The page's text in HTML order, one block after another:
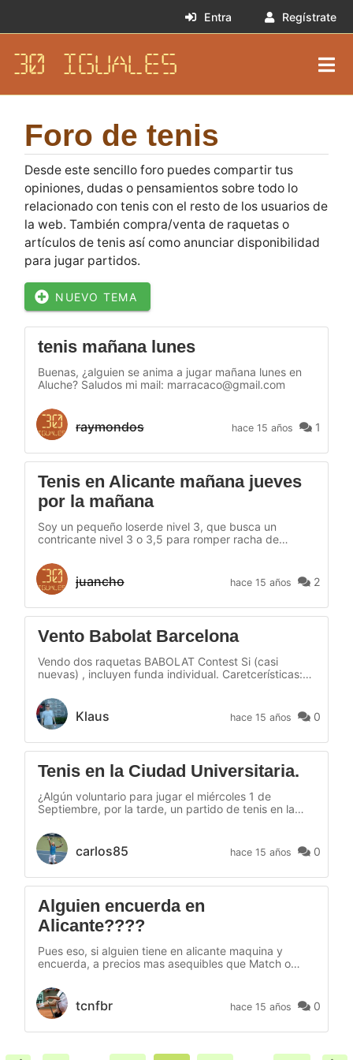
Entra Regístrate
30 IGUALES
Foro de tenis
Desde este sencillo foro puedes compartir tus
opiniones, dudas o pensamientos sobre todo lo
relacionado con tenis con el resto de los usuarios de
la web. También compra/venta de raquetas o
artículos de tenis así como anunciar disponibilidad
para jugar partidos.
NUEVO TEMA
tenis mañana lunes
Buenas, ¿alguien se anima a jugar mañana lunes en
Aluche? Saludos mi mail: marracaco@gmail.com
raymondos hace 15 años 1
Tenis en Alicante mañana jueves
por la mañana
Soy un pequeño loserde nivel 3, que busca un
contricante nivel 3 o 3,5 para romper racha de
invierno. Cincinatti me ha dejao tocao.. Si alguién
puede, mi nivel es el de un pequeño gladiador y por
estos lares se me conoce como el pequeño Cañonero
mañana,...
juancho hace 15 años 2
Vento Babolat Barcelona
Vendo dos raquetas BABOLAT Contest Si (casi
nuevas) , incluyen funda individual. Caretcerísticas:
275 gr Headsize: 645 cm² Color: Gris Grip: L3 (4 3/8)
Nota: No incluye cordaje Precio: EUR 100,- las dos
raquetas!
Klaus hace 15 años 0
Tenis en la Ciudad Universitaria.
¿Algún voluntario para jugar el miércoles 1 de
Septiembre, por la tarde, un partido de tenis en la
carlos85 hace 15 años 0
Alguien encuerda en
Alicante????
Pues eso, si alguien tiene en alicante maquina y
encuerda, a precios mas asequibles que Match o
tcnfbr hace 15 años 0